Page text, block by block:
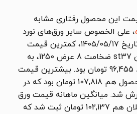
این محصول رفتاری مشابه
، علی الخصوص سایر ورق‌های نورد
گرم داشته است. در تاریخ ۱۴۰۵/۰۵/۱۷، کمترین قیمت
ورق سیاه برشی گیلان st37 ضخامت 8 عرض 1250، به
ازای هر کیلوگرم حدود 96,455 تومان بود. بیشترین قیمت
ثبت شده برای این محصول هم 107,818 تومان بود که در
۱۴۰۵/۰۴/۲۰ گزارش شد. میانگین ماهانه قیمت ورق
سیاه برشی 6 میل گیلان هم 102,137 تومان ثبت شد که